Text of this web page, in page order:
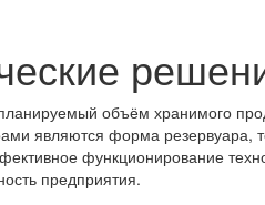
объём хранимого
являются форма резервуара,
функционирование
предприятия.